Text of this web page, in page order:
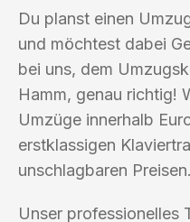
Du planst einen
und möchtest dabei
bei uns, dem
Hamm, genau richtig!
Umzüge innerhalb
erstklassigen
unschlagbaren Preisen.
Unser professionelles